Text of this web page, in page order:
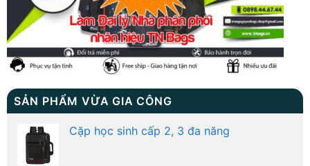
SẢN PHẨM VỪA GIA CÔNG
Cặp học sinh cấp 2, 3 đa năng